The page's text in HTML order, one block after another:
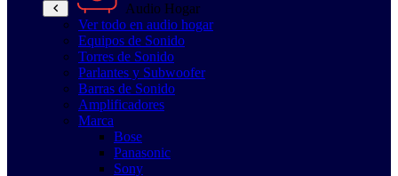
Audio Hogar
Ver todo en audio hogar
Equipos de Sonido
Torres de Sonido
Parlantes y Subwoofer
Barras de Sonido
Amplificadores
Marca
Bose
Panasonic
Sony